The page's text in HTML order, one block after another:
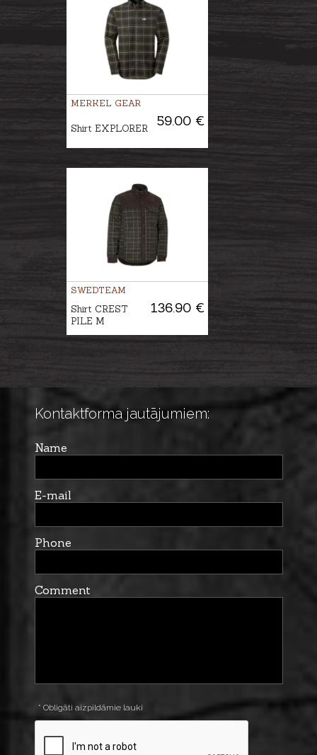
MERKEL GEAR
59.00 €
Shirt EXPLORER
SWEDTEAM
136.90 €
Shirt CREST
PILE M
Kontaktforma jautājumiem:
Name
E-mail
Phone
Comment
* Obligāti aizpildāmie lauki